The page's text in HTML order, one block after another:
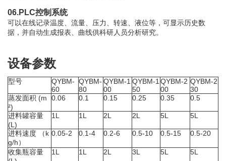
06.PLC控制系统
可以在线记录温度、流量、压力、转速、液位等，可显示历史数
据，并自动生成报表、曲线供科研人员分析研究。
设备参数
型号
QYBM-
60
QYBM-
80
QYBM-1
00
QYBM-1
50
QYBM-2
00
QYBM-2
30
蒸发面积 (m
²)
0.06 0.1 0.15 0.25 0.35 0.5
进料罐容量
(L)
1L 1L 2L 2L 5L 5L
进料速度 （k
g/h）
0.05-2 0.1-4 0.2-6 0.5-10 0.5-15 0.5-20
收集瓶容量
1L 1L 2L 3L 5L 5L